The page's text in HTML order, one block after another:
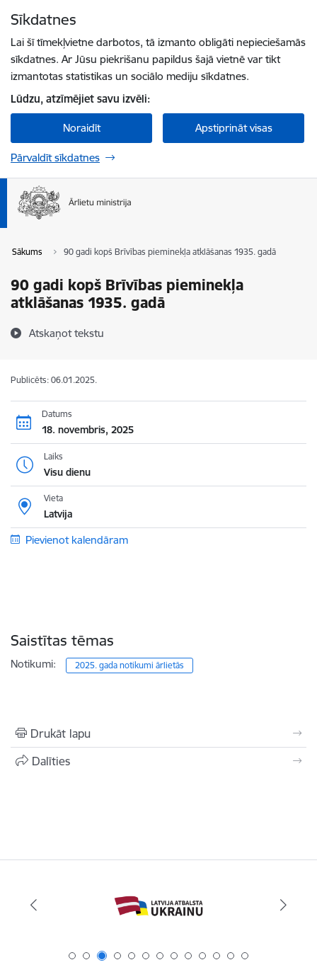
Sīkdatnes
Lai šī tīmekļvietne darbotos, tā izmanto obligāti nepieciešamās
sīkdatnes. Ar Jūsu piekrišanu papildus šajā vietnē var tikt
izmantotas statistikas un sociālo mediju sīkdatnes.
Lūdzu, atzīmējiet savu izvēli:
Noraidīt Apstiprināt visas
Pārvaldīt sīkdatnes
Sākums 90 gadi kopš Brīvības pieminekļa atklāšanas 1935. gadā
90 gadi kopš Brīvības pieminekļa
atklāšanas 1935. gadā
Atskaņot tekstu
Publicēts: 06.01.2025.
Datums
18. novembris, 2025
Laiks
Visu dienu
Vieta
Latvija
Pievienot kalendāram
Saistītas tēmas
Notikumi: 2025. gada notikumi ārlietās
Drukāt lapu
Dalīties